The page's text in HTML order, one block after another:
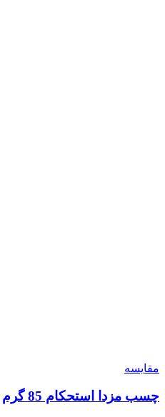
مقایسه
چسب مزدا استحکام 85 گرم